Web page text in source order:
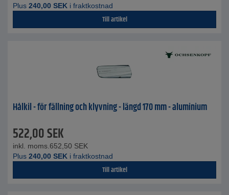
Plus 240,00 SEK i fraktkostnad
Till artikel
Hålkil - för fällning och klyvning - längd 170 mm - aluminium
522,00SEK
inkl. moms. 652,50 SEK
Plus 240,00 SEK i fraktkostnad
Till artikel